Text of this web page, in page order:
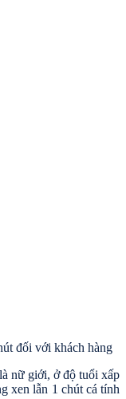
đối với khách hàng
nữ giới, ở độ tuổi xấp
xen lẫn 1 chút cá tính